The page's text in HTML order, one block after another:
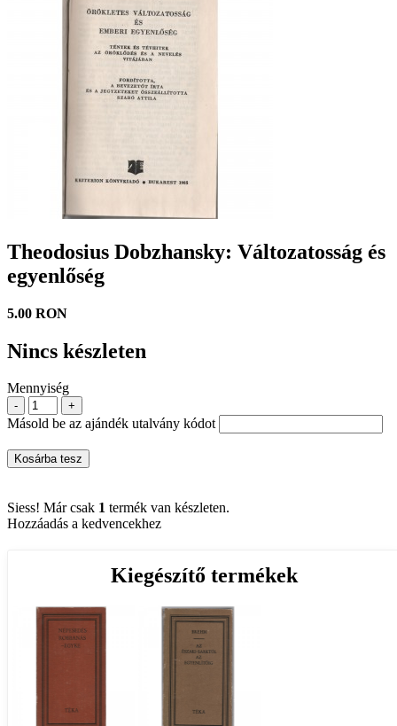
Theodosius Dobzhansky: Változatosság és
egyenlőség
5.00 RON
Nincs készleten
Mennyiség
- +
Másold be az ajándék utalvány kódot
Kosárba tesz
Siess! Már csak 1 termék van készleten.
Hozzáadás a kedvencekhez
Kiegészítő termékek